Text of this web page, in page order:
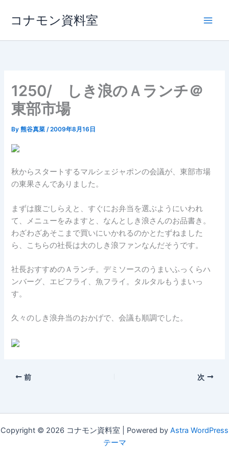
ス
コナモン資料室
1250/ しき浪のＡランチ＠
東部市場
By熊谷真菜/2009年8月16日
秋からスタートするマルシェジャポンの会議が、東部市場
の東果さんでありました。
まずは腹ごしらえと、すぐにお弁当を選ぶようにいわれ
て、メニューをみますと、なんとしき浪さんのお品書き。
わざわざあそこまで買いにいかれるのかとたずねました
ら、こちらの社長は大のしき浪ファンなんだそうです。
社長おすすめのＡランチ。デミソースのうまいふっくらハ
ンバーグ、エビフライ、魚フライ。タルタルもうまいっ
す。
久々のしき浪弁当のおかげで、会議も順調でした。
前 次
Copyright © 2026 コナモン資料室 | Powered by Astra WordPress
テーマ